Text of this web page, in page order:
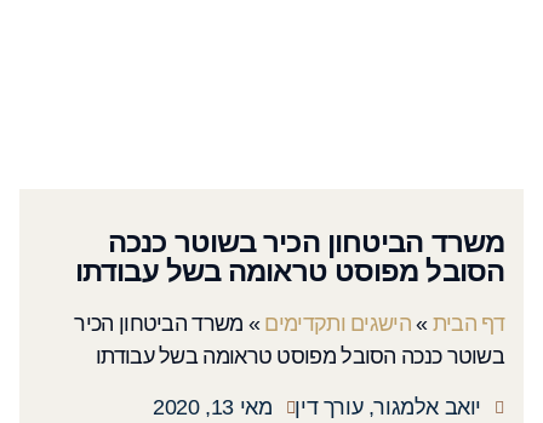
משרד הביטחון הכיר בשוטר כנכה
הסובל מפוסט טראומה בשל עבודתו
דף הבית »הישגים ותקדימים » משרד הביטחון הכיר
בשוטר כנכה הסובל מפוסט טראומה בשל עבודתו
יואב אלמגור, עורך דין מאי 13, 2020